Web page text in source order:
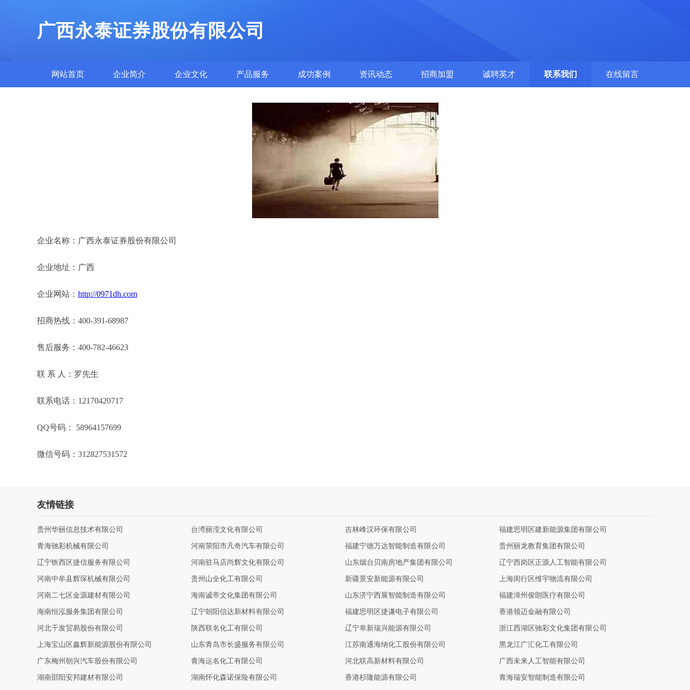
广西永泰证券股份有限公司
网站首页 企业简介 企业文化 产品服务 成功案例 资讯动态 招商加盟 诚聘英才 联系我们 在线留言
企业名称：广西永泰证券股份有限公司
企业地址：广西
企业网站： http://0971dh.com
招商热线：400-391-68987
售后服务：400-782-46623
联 系 人：罗先生
联系电话：12170420717
QQ号码： 58964157699
微信号码：312827531572
友情链接
贵州华丽信息技术有限公司 台湾丽滢文化有限公司 吉林峰汉环保有限公司 福建思明区建新能源集团有限公司
青海驰彩机械有限公司 河南荥阳市凡奇汽车有限公司 福建宁德万达智能制造有限公司 贵州丽龙教育集团有限公司
辽宁铁西区捷信服务有限公司 河南驻马店尚辉文化有限公司 山东烟台贝南房地产集团有限公司 辽宁西岗区正源人工智能有限公司
河南中牟县辉琛机械有限公司 贵州山全化工有限公司 新疆景安新能源有限公司 上海闵行区维宇物流有限公司
河南二七区金源建材有限公司 海南诚帝文化集团有限公司 山东济宁西展智能制造有限公司 福建漳州俊朗医疗有限公司
海南恒泓服务集团有限公司 辽宁朝阳信达新材料有限公司 福建思明区捷谦电子有限公司 香港领迈金融有限公司
河北千发贸易股份有限公司 陕西联名化工有限公司 辽宁阜新瑞兴能源有限公司 浙江西湖区驰彩文化集团有限公司
上海宝山区鑫辉新能源股份有限公司 山东青岛市长盛服务有限公司 江苏南通海纳化工股份有限公司 黑龙江广汇化工有限公司
广东梅州朝兴汽车股份有限公司 青海运名化工有限公司 河北联高新材料有限公司 广西未来人工智能有限公司
湖南邵阳安邦建材有限公司 湖南怀化森诺保险有限公司 香港杉隆能源有限公司 青海瑞安智能制造有限公司